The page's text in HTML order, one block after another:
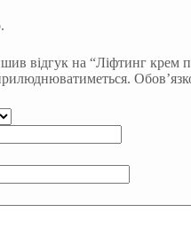
відгук на “Ліфтинг крем